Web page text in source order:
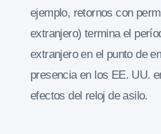
ejemplo, retornos con
extranjero) termina el
extranjero en el punto de
presencia en los EE. UU.
efectos del reloj de asilo.